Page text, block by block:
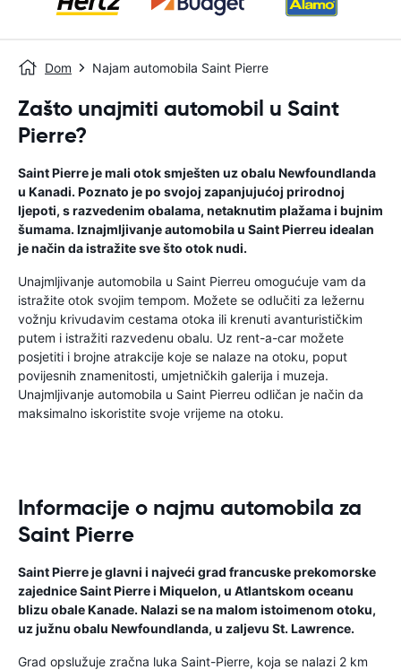
Dom Najam automobila Saint Pierre
Zašto unajmiti automobil u Saint
Pierre?
Saint Pierre je mali otok smješten uz obalu Newfoundlanda
u Kanadi. Poznato je po svojoj zapanjujućoj prirodnoj
ljepoti, s razvedenim obalama, netaknutim plažama i bujnim
šumama. Iznajmljivanje automobila u Saint Pierreu idealan
je način da istražite sve što otok nudi.
Unajmljivanje automobila u Saint Pierreu omogućuje vam da
istražite otok svojim tempom. Možete se odlučiti za ležernu
vožnju krivudavim cestama otoka ili krenuti avanturističkim
putem i istražiti razvedenu obalu. Uz rent-a-car možete
posjetiti i brojne atrakcije koje se nalaze na otoku, poput
povijesnih znamenitosti, umjetničkih galerija i muzeja.
Unajmljivanje automobila u Saint Pierreu odličan je način da
maksimalno iskoristite svoje vrijeme na otoku.
Informacije o najmu automobila za
Saint Pierre
Saint Pierre je glavni i najveći grad francuske prekomorske
zajednice Saint Pierre i Miquelon, u Atlantskom oceanu
blizu obale Kanade. Nalazi se na malom istoimenom otoku,
uz južnu obalu Newfoundlanda, u zaljevu St. Lawrence.
Grad opslužuje zračna luka Saint-Pierre, koja se nalazi 2 km